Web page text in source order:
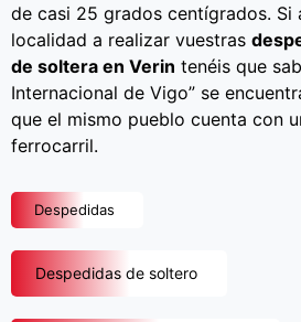
de casi 25 grados centígrados. Si
localidad a realizar vuestras
de soltera en Verin tenéis que
Internacional de Vigo” se
que el mismo pueblo cuenta con
ferrocarril.
Despedidas
Despedidas de soltero